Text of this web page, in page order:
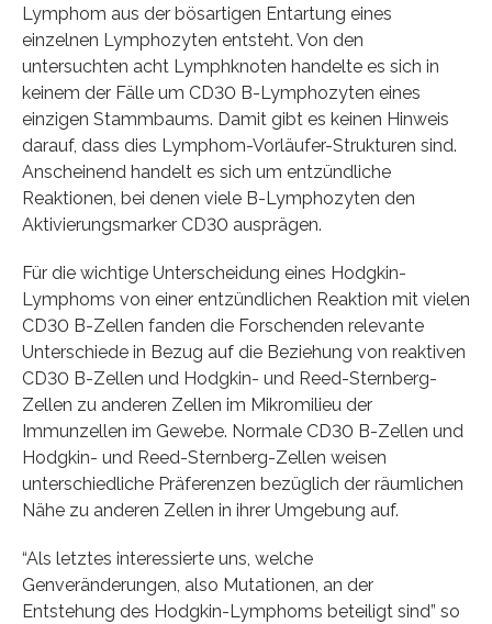
Lymphom aus der bösartigen Entartung eines
einzelnen Lymphozyten entsteht. Von den
untersuchten acht Lymphknoten handelte es sich in
keinem der Fälle um CD30 B-Lymphozyten eines
einzigen Stammbaums. Damit gibt es keinen Hinweis
darauf, dass dies Lymphom-Vorläufer-Strukturen sind.
Anscheinend handelt es sich um entzündliche
Reaktionen, bei denen viele B-Lymphozyten den
Aktivierungsmarker CD30 ausprägen.
Für die wichtige Unterscheidung eines Hodgkin-
Lymphoms von einer entzündlichen Reaktion mit vielen
CD30 B-Zellen fanden die Forschenden relevante
Unterschiede in Bezug auf die Beziehung von reaktiven
CD30 B-Zellen und Hodgkin- und Reed-Sternberg-
Zellen zu anderen Zellen im Mikromilieu der
Immunzellen im Gewebe. Normale CD30 B-Zellen und
Hodgkin- und Reed-Sternberg-Zellen weisen
unterschiedliche Präferenzen bezüglich der räumlichen
Nähe zu anderen Zellen in ihrer Umgebung auf.
“Als letztes interessierte uns, welche
Genveränderungen, also Mutationen, an der
Entstehung des Hodgkin-Lymphoms beteiligt sind” so